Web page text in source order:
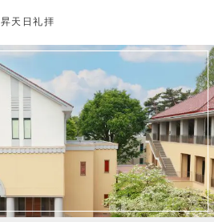
昇天日礼拝